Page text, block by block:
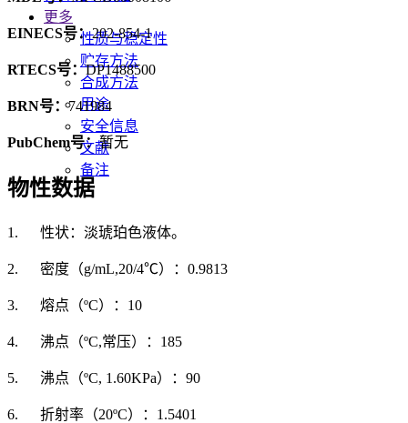
更多
性质与稳定性
贮存方法
合成方法
用途
安全信息
文献
备注
EINECS号：202-854-1
RTECS号：DP1488500
BRN号：741984
PubChem号：暂无
物性数据
1. 性状：淡琥珀色液体。
2. 密度（g/mL,20/4℃）：0.9813
3. 熔点（ºC）：10
4. 沸点（ºC,常压）：185
5. 沸点（ºC, 1.60KPa）：90
6. 折射率（20ºC）：1.5401